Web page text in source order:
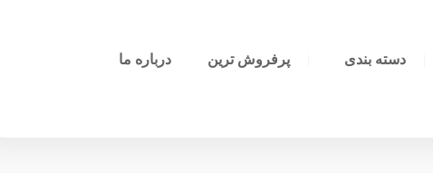
دسته بندی پرفروش ترین درباره ما